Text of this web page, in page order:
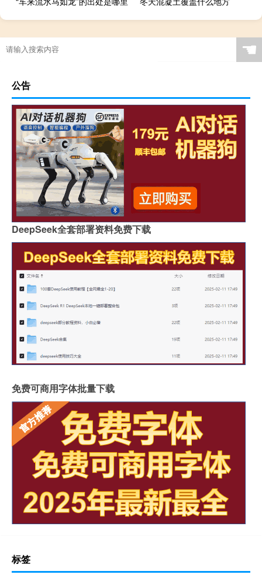
☚
公告
DeepSeek全套部署资料免费下载
免费可商用字体批量下载
标签